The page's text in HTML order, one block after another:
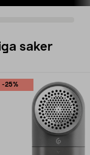
saker
-25%